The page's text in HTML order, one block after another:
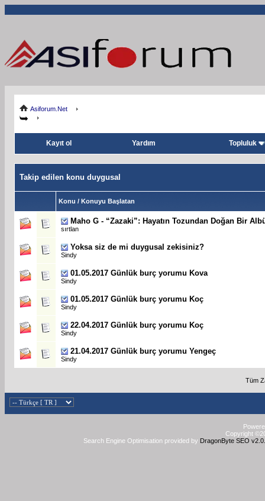
Asiforum.Net
Kayıt ol Yardım Topluluk
Takip edilen konu duygusal
Konu / Konuyu Başlatan
Maho G - “Zazaki”: Hayatın Tozundan Doğan Bir
sırtlan
Yoksa siz de mi duygusal zekisiniz?
Sindy
01.05.2017 Günlük burç yorumu Kova
Sindy
01.05.2017 Günlük burç yorumu Koç
Sindy
22.04.2017 Günlük burç yorumu Koç
Sindy
21.04.2017 Günlük burç yorumu Yengeç
Sindy
Tüm
Copyright
Search Engine Optimisation provided by DragonByte SEO